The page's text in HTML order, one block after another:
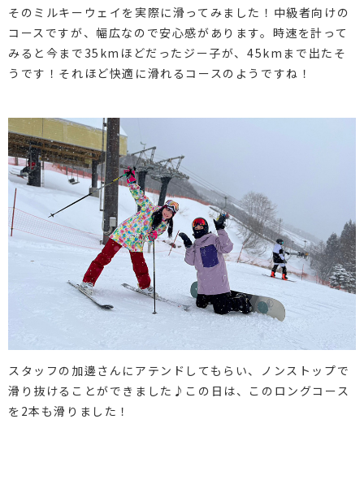
そのミルキーウェイを実際に滑ってみました！中級者向けの
コースですが、幅広なので安心感があります。時速を計って
みると今まで35kmほどだったジー子が、45kmまで出たそ
うです！それほど快適に滑れるコースのようですね！
スタッフの加邊さんにアテンドしてもらい、ノンストップで
滑り抜けることができました♪この日は、このロングコース
を2本も滑りました！